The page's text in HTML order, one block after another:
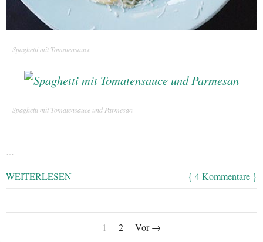
Spaghetti mit Tomatensauce
Spaghetti mit Tomatensauce und Parmesan
…
WEITERLESEN { 4 Kommentare }
1 2 Vor →